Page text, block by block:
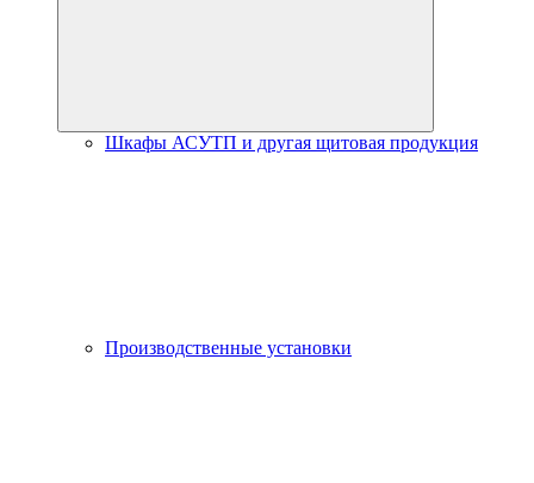
Шкафы АСУТП и другая щитовая продукция
Производственные установки